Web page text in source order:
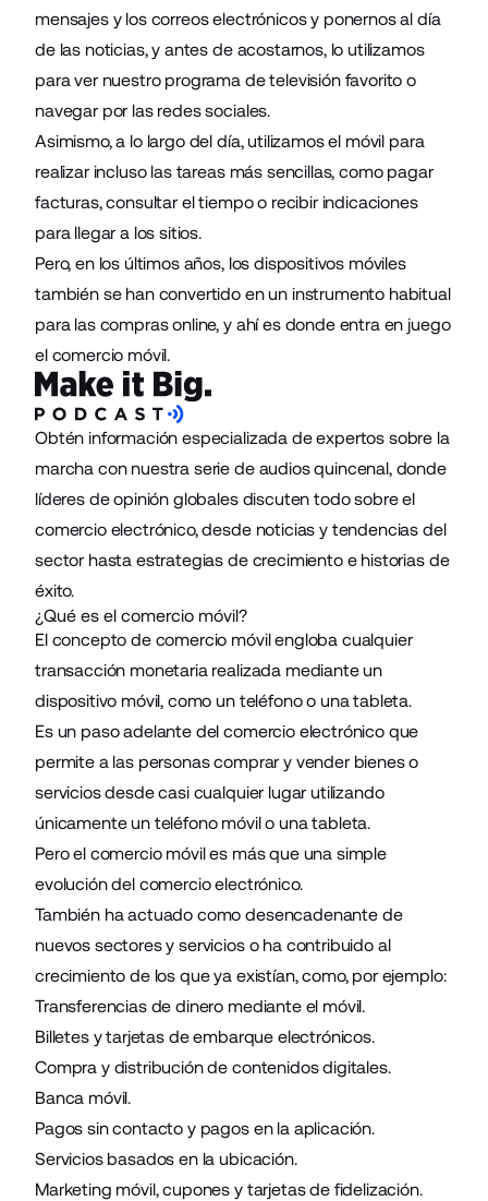
mensajes y los correos electrónicos y ponernos al día
de las noticias, y antes de acostarnos, lo utilizamos
para ver nuestro programa de televisión favorito o
navegar por las redes sociales.
Asimismo, a lo largo del día, utilizamos el móvil para
realizar incluso las tareas más sencillas, como pagar
facturas, consultar el tiempo o recibir indicaciones
para llegar a los sitios.
Pero, en los últimos años, los dispositivos móviles
también se han convertido en un instrumento habitual
para las compras online, y ahí es donde entra en juego
el comercio móvil.
Obtén información especializada de expertos sobre la
marcha con nuestra serie de audios quincenal, donde
líderes de opinión globales discuten todo sobre el
comercio electrónico, desde noticias y tendencias del
sector hasta estrategias de crecimiento e historias de
éxito.
¿Qué es el comercio móvil?
El concepto de comercio móvil engloba cualquier
transacción monetaria realizada mediante un
dispositivo móvil, como un teléfono o una tableta.
Es un paso adelante del comercio electrónico que
permite a las personas comprar y vender bienes o
servicios desde casi cualquier lugar utilizando
únicamente un teléfono móvil o una tableta.
Pero el comercio móvil es más que una simple
evolución del comercio electrónico.
También ha actuado como desencadenante de
nuevos sectores y servicios o ha contribuido al
crecimiento de los que ya existían, como, por ejemplo:
Transferencias de dinero mediante el móvil.
Billetes y tarjetas de embarque electrónicos.
Compra y distribución de contenidos digitales.
Banca móvil.
Pagos sin contacto y pagos en la aplicación.
Servicios basados en la ubicación.
Marketing móvil, cupones y tarjetas de fidelización.